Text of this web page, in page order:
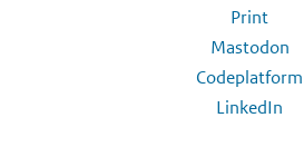
Print
Mastodon
Codeplatform
LinkedIn